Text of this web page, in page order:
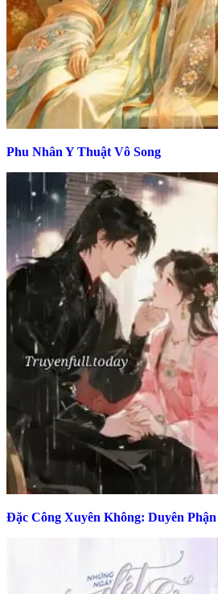
Phu Nhân Y Thuật Vô Song
Đặc Công Xuyên Không: Duyên Phận